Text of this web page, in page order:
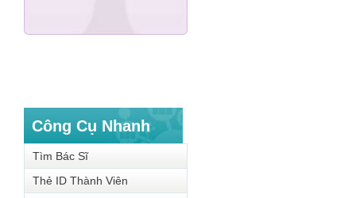
Công Cụ Nhanh
Tìm Bác Sĩ
Thẻ ID Thành Viên